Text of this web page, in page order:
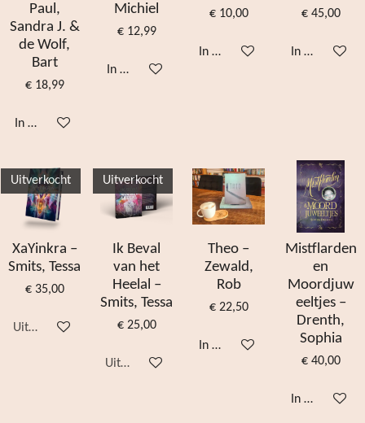
Paul,
Sandra J. &
de Wolf,
Bart
€ 18,99
In winkelwagen
Michiel
€ 12,99
In winkelwagen
€ 10,00
In winkelwagen
€ 45,00
In
Uitverkocht
XaYinkra –
Smits, Tessa
€ 35,00
Uitverkocht
Uitverkocht
Ik Beval
van het
Heelal –
Smits, Tessa
€ 25,00
Uitverkocht
Theo –
Zewald,
Rob
€ 22,50
In winkelwagen
Mistflarden
en
Moordjuw
eeltjes –
Drenth,
Sophia
€ 40,00
In